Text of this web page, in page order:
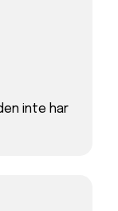
inte har